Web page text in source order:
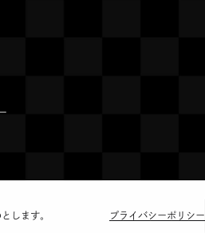
します。 プライバシーポリシー